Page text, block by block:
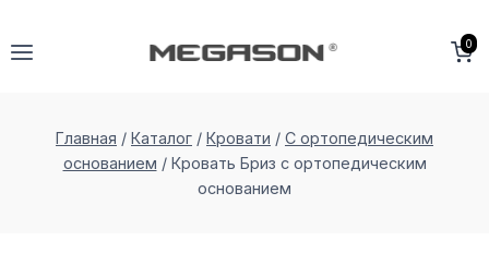
0
Главная / Каталог / Кровати / С ортопедическим
основанием / Кровать Бриз с ортопедическим
основанием